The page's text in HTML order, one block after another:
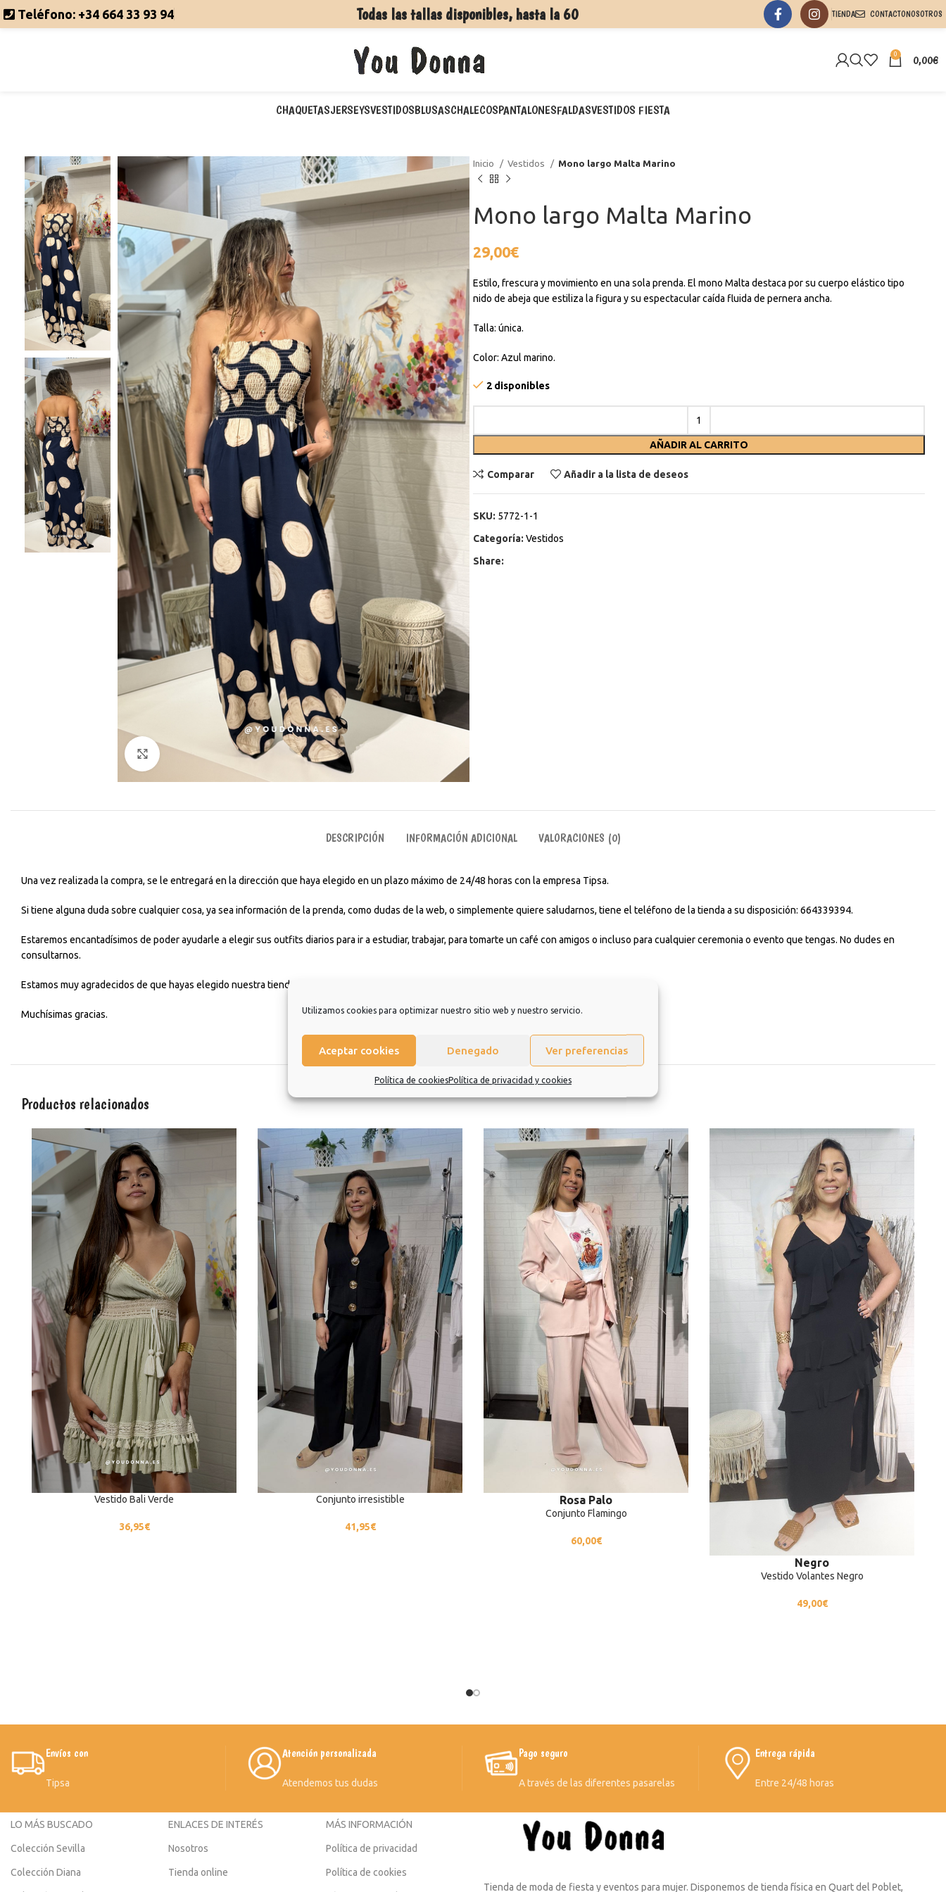
Utilizamos cookies para optimizar nuestro sitio web y nuestro servicio.
Aceptar cookies Denegado Ver preferencias
Política de cookiesPolítica de privacidad y cookies
Teléfono: +34 664 33 93 94 Todas las tallas disponibles, hasta la 60 TIENDA CONTACTONOSOTROS
0 0,00€
CHAQUETASJERSEYSVESTIDOSBLUSASCHALECOSPANTALONESFALDASVESTIDOS FIESTA
Haga Click para agrandar
Inicio Vestidos Mono largo Malta Marino
Mono largo Malta Marino
29,00€
Estilo, frescura y movimiento en una sola prenda. El mono Malta destaca por su cuerpo elástico tipo
nido de abeja que estiliza la figura y su espectacular caída fluida de pernera ancha.
Talla: única.
Color: Azul marino.
2 disponibles
AÑADIR AL CARRITO
Comparar Añadir a la lista de deseos
SKU: 5772-1-1
Categoría: Vestidos
Share:
DESCRIPCIÓN INFORMACIÓN ADICIONAL VALORACIONES (0)
Una vez realizada la compra, se le entregará en la dirección que haya elegido en un plazo máximo de 24/48 horas con la empresa Tipsa.
Si tiene alguna duda sobre cualquier cosa, ya sea información de la prenda, como dudas de la web, o simplemente quiere saludarnos, tiene el teléfono de la tienda a su disposición: 664339394.
Estaremos encantadísimos de poder ayudarle a elegir sus outfits diarios para ir a estudiar, trabajar, para tomarte un café con amigos o incluso para cualquier ceremonia o evento que tengas. No dudes en
consultarnos.
Estamos muy agradecidos de que hayas elegido nuestra tienda y esperamos que sea una experiencia de la que quiera repetir.
Muchísimas gracias.
Productos relacionados
Vestido Bali Verde
36,95€
Conjunto irresistible
41,95€
Rosa Palo
Conjunto Flamingo
60,00€
Negro
Vestido Volantes Negro
49,00€
Envíos con
Tipsa
Atención personalizada
Atendemos tus dudas
Pago seguro
A través de las diferentes pasarelas
Entrega rápida
Entre 24/48 horas
LO MÁS BUSCADO
Colección Sevilla
Colección Diana
ENLACES DE INTERÉS
Nosotros
Tienda online
MÁS INFORMACIÓN
Política de privacidad
Política de cookies
Tienda de moda de fiesta y eventos para mujer. Disponemos de tienda física en Quart del Poblet,